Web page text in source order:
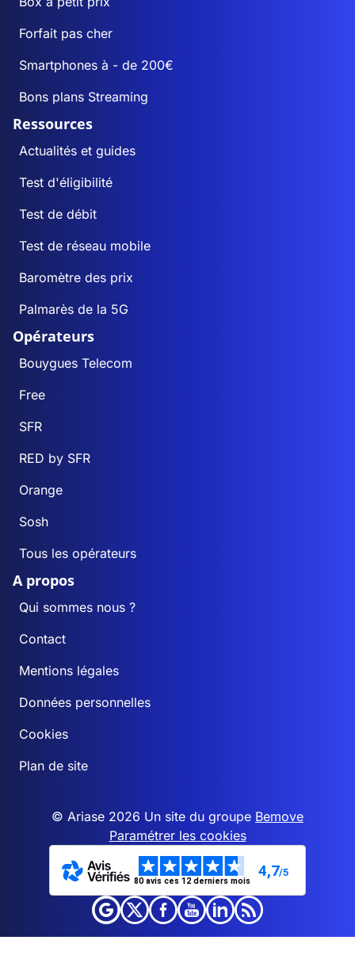
Forfait pas cher
Smartphones à - de 200€
Bons plans Streaming
Ressources
Actualités et guides
Test d'éligibilité
Test de débit
Test de réseau mobile
Baromètre des prix
Palmarès de la 5G
Opérateurs
Bouygues Telecom
Free
SFR
RED by SFR
Orange
Sosh
Tous les opérateurs
A propos
Qui sommes nous ?
Contact
Mentions légales
Données personnelles
Cookies
Plan de site
© Ariase 2026 Un site du groupe Bemove
Paramétrer les cookies
80 avis ces 12 derniers mois
4,7/5